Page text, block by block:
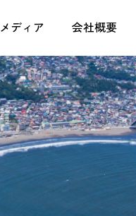
メディア 会社概要